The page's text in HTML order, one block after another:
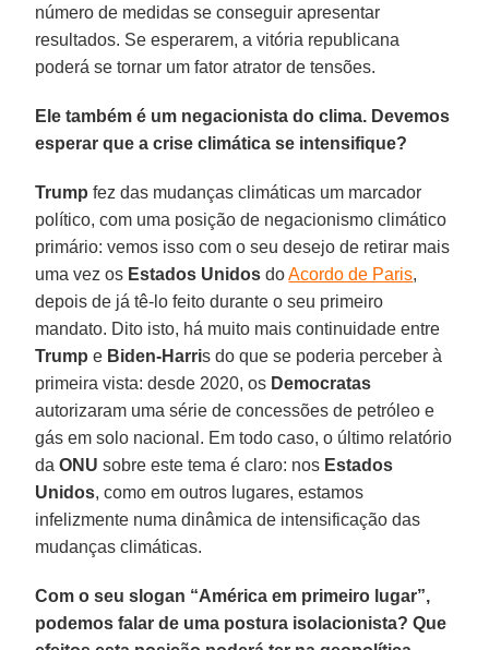
número de medidas se conseguir apresentar
resultados. Se esperarem, a vitória republicana
poderá se tornar um fator atrator de tensões.
Ele também é um negacionista do clima. Devemos
esperar que a crise climática se intensifique?
Trump fez das mudanças climáticas um marcador
político, com uma posição de negacionismo climático
primário: vemos isso com o seu desejo de retirar mais
uma vez os Estados Unidos doAcordo de Paris,
depois de já tê-lo feito durante o seu primeiro
mandato. Dito isto, há muito mais continuidade entre
Trump e Biden-Harris do que se poderia perceber à
primeira vista: desde 2020, os Democratas
autorizaram uma série de concessões de petróleo e
gás em solo nacional. Em todo caso, o último relatório
daONU sobre este tema é claro: nos Estados
Unidos, como em outros lugares, estamos
infelizmente numa dinâmica de intensificação das
mudanças climáticas.
Com o seu slogan “América em primeiro lugar”,
podemos falar de uma postura isolacionista? Que